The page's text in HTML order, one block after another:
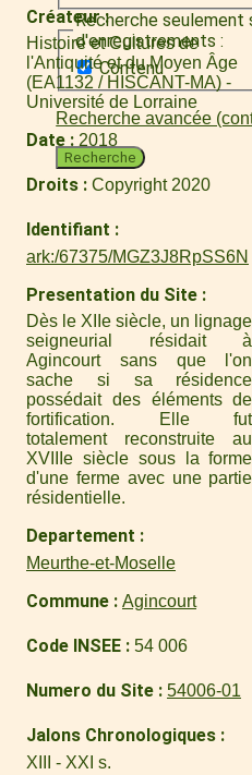
Recherche seulement
d'enregistrements :
Contenu
Recherche avancée
Recherche
Créateur
Histoire et Cultures de
l'Antiquité et du Moyen Âge
(EA1132 / HISCANT-MA) -
Université de Lorraine
Date 2018
Droits Copyright 2020
Identifiant
ark:/67375/MGZ3J8RpSS6N
Presentation du Site
Dès le XIIe siècle, un lignage
seigneurial résidait à
Agincourt sans que l'on
sache si sa résidence
possédait des éléments de
fortification. Elle fut
totalement reconstruite au
XVIIIe siècle sous la forme
d'une ferme avec une partie
résidentielle.
Departement
Meurthe-et-Moselle
Commune Agincourt
Code INSEE 54 006
Numero du Site 54006-01
Jalons Chronologiques
XIII - XXI s.